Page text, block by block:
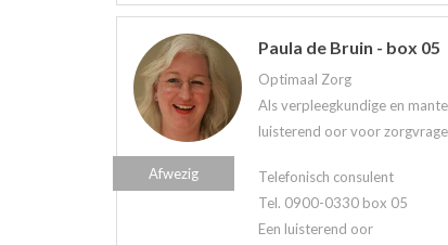
Paula de Bruin - box 05
Optimaal Zorg
Als verpleegkundige en
luisterend oor voor
Telefonisch consulent
Tel. 0900-0330 box 05
Een luisterend oor
Afwezig